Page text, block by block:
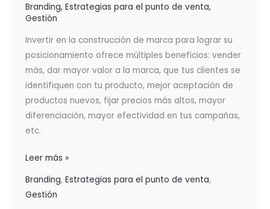
Branding, Estrategias para el punto de venta,
Gestión
Invertir en la construcción de marca para lograr su
posicionamiento ofrece múltiples beneficios: vender
más, dar mayor valor a la marca, que tus clientes se
identifiquen con tu producto, mejor aceptación de
productos nuevos, fijar precios más altos, mayor
diferenciación, mayor efectividad en tus campañas,
etc.
Leer más »
Branding, Estrategias para el punto de venta,
Gestión